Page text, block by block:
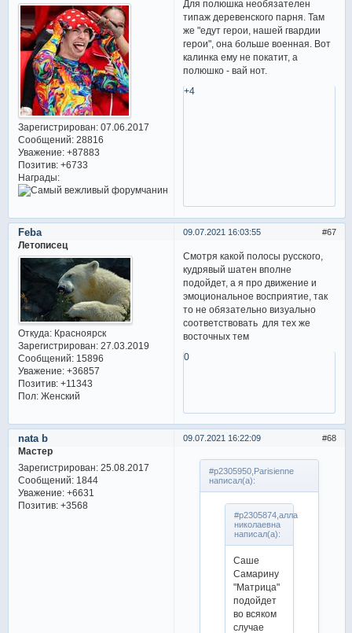
Зарегистрирован: 07.06.2017
Сообщений:28816
Уважение: +87883
Позитив: +6733
Награды:
Для полюшка необязателен
типаж деревенского парня. Там
же "едут герои, нашей гвардии
герои", она больше военная. Вот
калинка ему не покатит, а
полюшко - вай нот.
+4
67
09.07.2021 16:03:55
Feba
Летописец
Откуда:Красноярск
Зарегистрирован: 27.03.2019
Сообщений:15896
Уважение: +36857
Позитив: +11343
Пол:Женский
Смотря какой полосы русского,
кудрявый шатен вполне
подойдет, а я про движение и
эмоциональное восприятие, так
то не обязательно визуально
соответствовать для тех же
восточных тем
0
68
09.07.2021 16:22:09
nata b
Мастер
Зарегистрирован: 25.08.2017
Сообщений:1844
Уважение: +6631
Позитив: +3568
#p2305950,Parisienne
написал(а):
#p2305874,алла
николаевна
написал(а):
Саше
Самарину
"Матрица"
подойдет
во всяком
случае